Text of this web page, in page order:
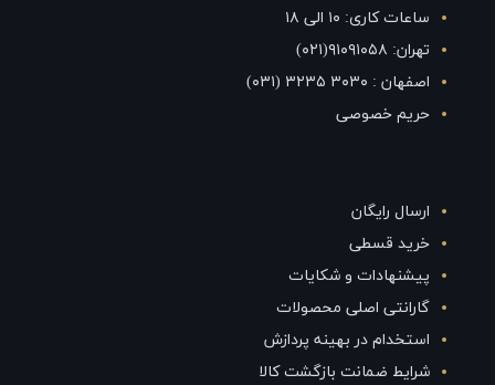
ساعات کاری: ۱۰ الی ۱۸
تهران: ۹۱۰۹۱۰۵۸(۰۲۱)
اصفهان : ۳۰۳۰ ۳۲۳۵ (۰۳۱)
حریم خصوصی
ارسال رایگان
خرید قسطی
پیشنهادات و شکایات
گارانتی اصلی محصولات
استخدام در بهینه پردازش
شرایط ضمانت بازگشت کالا